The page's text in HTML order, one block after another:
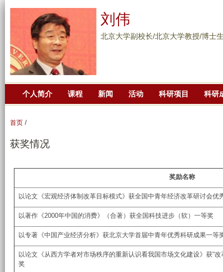
到
主
要
刘伟
北京大学副校长/北京大学教授/博士
个人简介 课程 新闻 活动 科研项目 科研
首页 /
获奖情况
奖励名称
以论文《宏观经济体制改革目标模式》获全国中青年经济改革研讨会优
以著作《2000年中国的消费》（合著）获全国科技进步（软）一等奖
以专著《中国产业经济分析》获北京大学首届中青年优秀科研成果一等
以论文《从西方学者对市场秩序的重新认识看我国市场文化建设》获“
奖